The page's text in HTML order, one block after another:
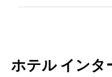
ホテル インタ